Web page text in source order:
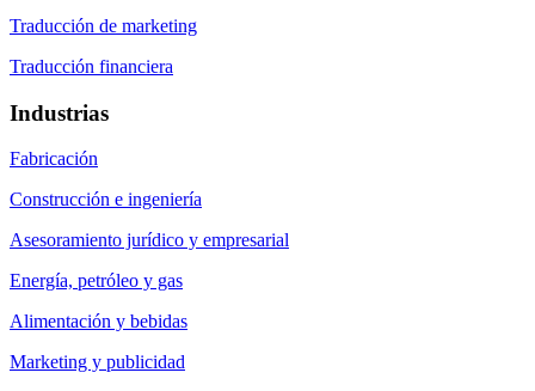
Traducción de marketing
Traducción financiera
Industrias
Fabricación
Construcción e ingeniería
Asesoramiento jurídico y empresarial
Energía, petróleo y gas
Alimentación y bebidas
Marketing y publicidad